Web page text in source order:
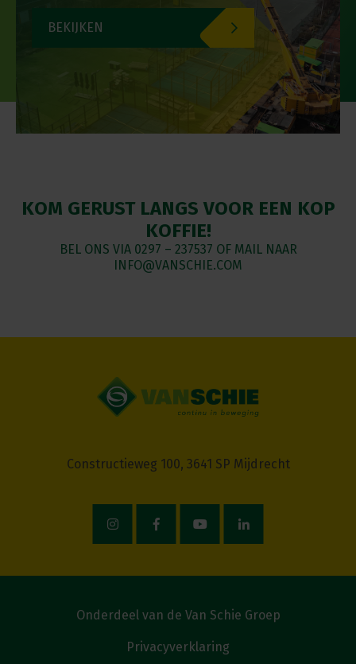
BEKIJKEN
KOM GERUST LANGS VOOR EEN KOP
KOFFIE!
BEL ONS VIA 0297 – 237537 OF MAIL NAAR
INFO@VANSCHIE.COM
Constructieweg 100, 3641 SP Mijdrecht
Onderdeel van de Van Schie Groep
Privacyverklaring